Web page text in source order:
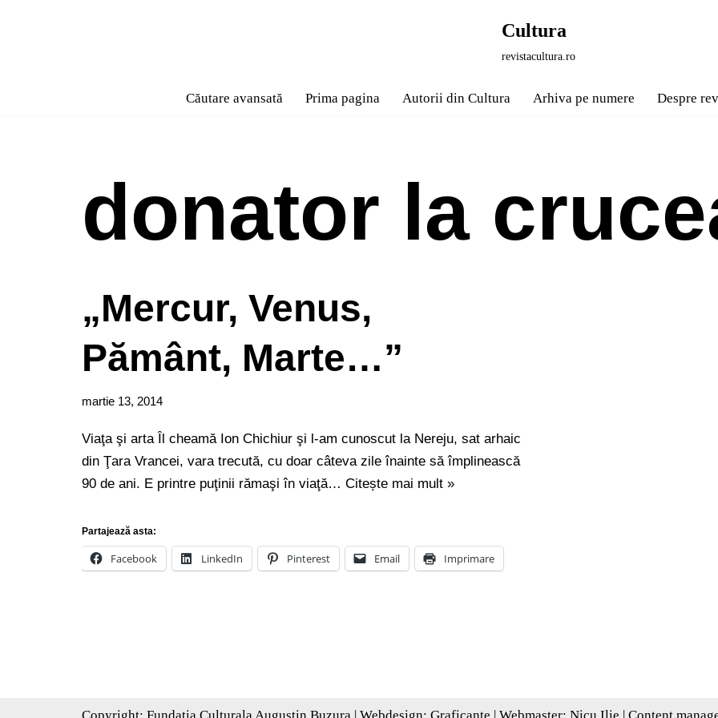
Cultura
revistacultura.ro
Căutare avansată Prima pagina Autorii din Cultura Arhiva pe numere Despre
donator la
„Mercur, Venus,
Pământ, Marte…”
martie 13, 2014
Viaţa şi arta Îl cheamă Ion Chichiur şi l-am cunoscut la Nereju, sat arhaic
din Ţara Vrancei, vara trecută, cu doar câteva zile înainte să împlinească
90 de ani. E printre puţinii rămaşi în viaţă… Citește mai mult »
Partajează asta:
Facebook LinkedIn Pinterest Email Imprimare